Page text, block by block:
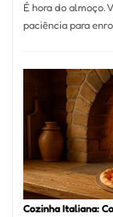
É hora do almoço.
paciência para
Cozinha Italiana: